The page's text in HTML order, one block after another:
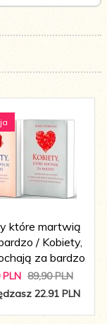
które martwią
/ Kobiety,
za bardzo
PLN 89,90 PLN
22.91 PLN